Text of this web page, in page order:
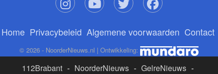
Home Privacybeleid Algemene voorwaarden Contact
© 2026 - NoorderNieuws.nl | Ontwikkeling:
112Brabant - NoorderNieuws - GelreNieuws -